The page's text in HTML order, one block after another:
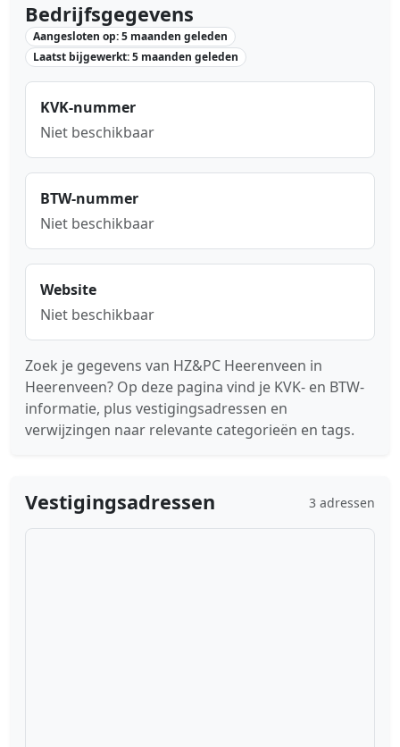
Bedrijfsgegevens
Aangesloten op: 5 maanden geleden
Laatst bijgewerkt: 5 maanden geleden
KVK-nummer
Niet beschikbaar
BTW-nummer
Niet beschikbaar
Website
Niet beschikbaar
Zoek je gegevens van HZ&PC Heerenveen in
Heerenveen? Op deze pagina vind je KVK- en BTW-
informatie, plus vestigingsadressen en
verwijzingen naar relevante categorieën en tags.
Vestigingsadressen 3 adressen